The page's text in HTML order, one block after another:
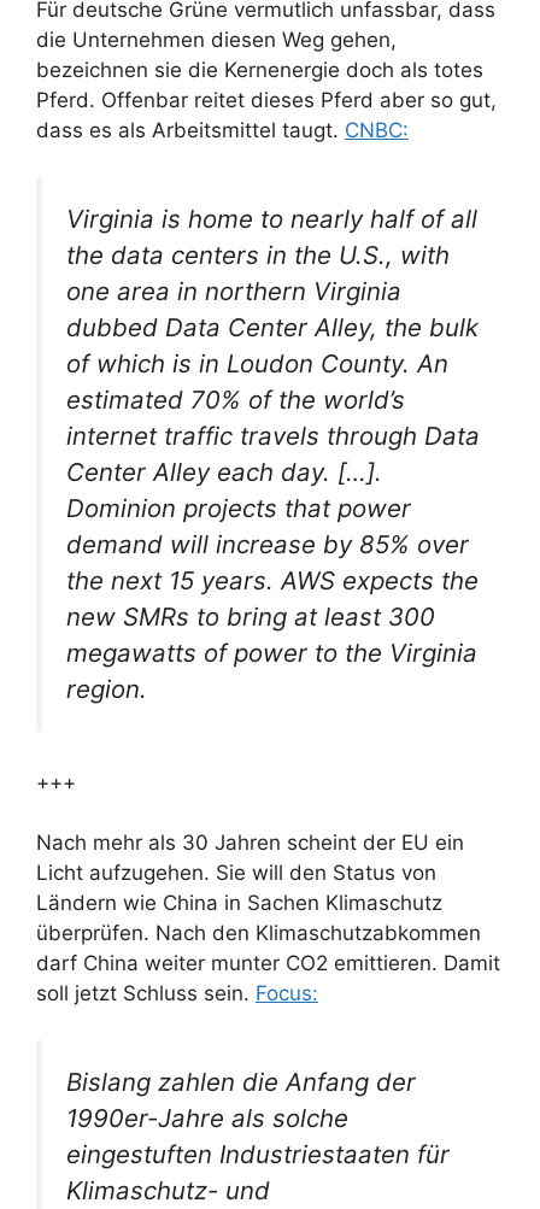
Für deutsche Grüne vermutlich unfassbar, dass
die Unternehmen diesen Weg gehen,
bezeichnen sie die Kernenergie doch als totes
Pferd. Offenbar reitet dieses Pferd aber so gut,
dass es als Arbeitsmittel taugt. CNBC:
Virginia is home to nearly half of all
the data centers in the U.S., with
one area in northern Virginia
dubbed Data Center Alley, the bulk
of which is in Loudon County. An
estimated 70% of the world’s
internet traffic travels through Data
Center Alley each day. […].
Dominion projects that power
demand will increase by 85% over
the next 15 years. AWS expects the
new SMRs to bring at least 300
megawatts of power to the Virginia
region.
+++
Nach mehr als 30 Jahren scheint der EU ein
Licht aufzugehen. Sie will den Status von
Ländern wie China in Sachen Klimaschutz
überprüfen. Nach den Klimaschutzabkommen
darf China weiter munter CO2 emittieren. Damit
soll jetzt Schluss sein. Focus:
Bislang zahlen die Anfang der
1990er-Jahre als solche
eingestuften Industriestaaten für
Klimaschutz- und